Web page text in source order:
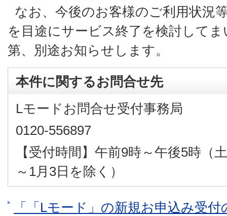
なお、今後のお客様のご利用状況
を目途にサービス終了を検討して
第、別途お知らせします。
本件に関するお問合せ先
Lモードお問合せ受付事務局
0120-556897
【受付時間】午前9時～午後5時（
～1月3日を除く）
「「Lモード」の新規お申込み受